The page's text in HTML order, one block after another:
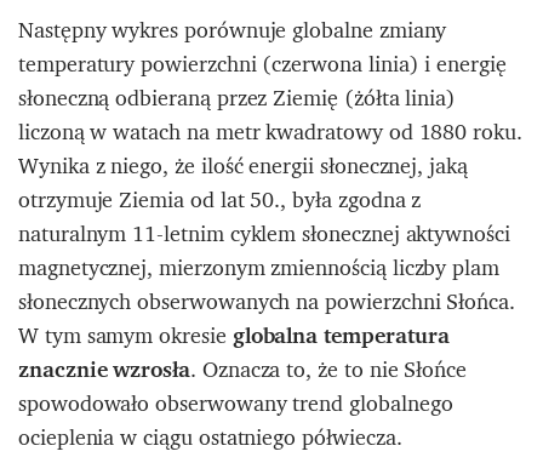
Następny wykres porównuje globalne zmiany
temperatury powierzchni (czerwona linia) i energię
słoneczną odbieraną przez Ziemię (żółta linia)
liczoną w watach na metr kwadratowy od 1880 roku.
Wynika z niego, że ilość energii słonecznej, jaką
otrzymuje Ziemia od lat 50., była zgodna z
naturalnym 11-letnim cyklem słonecznej aktywności
magnetycznej, mierzonym zmiennością liczby plam
słonecznych obserwowanych na powierzchni Słońca.
W tym samym okresieglobalna temperatura
znacznie wzrosła.Oznacza to, że to nie Słońce
spowodowało obserwowany trend globalnego
ocieplenia w ciągu ostatniego półwiecza.